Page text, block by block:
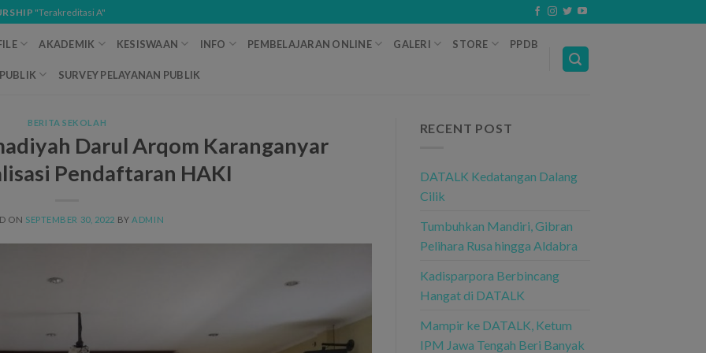
"Terakreditasi A"
AKADEMIK KESISWAAN INFO PEMBELAJARAN ONLINE GALERI STORE PPDB
SURVEY PELAYANAN PUBLIK
BERITA SEKOLAH
Darul Arqom Karanganyar
Pendaftaran HAKI
ON SEPTEMBER 30, 2022 BY ADMIN
RECENT POST
DATALK Kedatangan Dalang
Cilik
Tumbuhkan Mandiri, Gibran
Pelihara Rusa hingga Aldabra
Kadisparpora Berbincang
Hangat di DATALK
Mampir ke DATALK, Ketum
IPM Jawa Tengah Beri Banyak